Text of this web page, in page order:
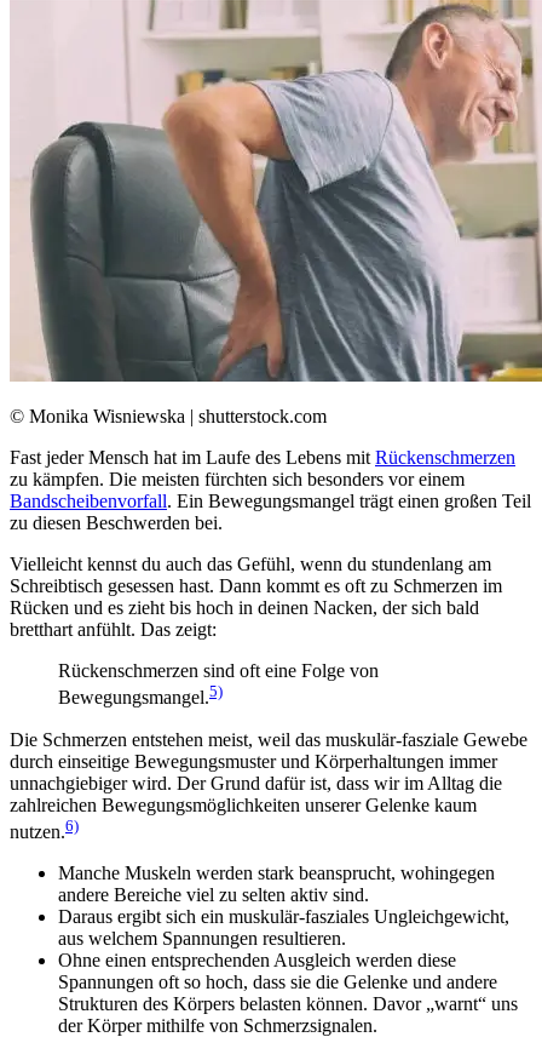
© Monika Wisniewska | shutterstock.com
Fast jeder Mensch hat im Laufe des Lebens mit Rückenschmerzen
zu kämpfen. Die meisten fürchten sich besonders vor einem
Bandscheibenvorfall. Ein Bewegungsmangel trägt einen großen Teil
zu diesen Beschwerden bei.
Vielleicht kennst du auch das Gefühl, wenn du stundenlang am
Schreibtisch gesessen hast. Dann kommt es oft zu Schmerzen im
Rücken und es zieht bis hoch in deinen Nacken, der sich bald
bretthart anfühlt. Das zeigt:
Rückenschmerzen sind oft eine Folge von
Bewegungsmangel.5)
Die Schmerzen entstehen meist, weil das muskulär-fasziale Gewebe
durch einseitige Bewegungsmuster und Körperhaltungen immer
unnachgiebiger wird. Der Grund dafür ist, dass wir im Alltag die
zahlreichen Bewegungsmöglichkeiten unserer Gelenke kaum
nutzen.6)
Manche Muskeln werden stark beansprucht, wohingegen
andere Bereiche viel zu selten aktiv sind.
Daraus ergibt sich ein muskulär-fasziales Ungleichgewicht,
aus welchem Spannungen resultieren.
Ohne einen entsprechenden Ausgleich werden diese
Spannungen oft so hoch, dass sie die Gelenke und andere
Strukturen des Körpers belasten können. Davor „warnt“ uns
der Körper mithilfe von Schmerzsignalen.